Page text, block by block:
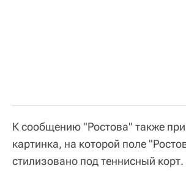
К сообщению "Ростова" также
картинка, на которой поле
стилизовано под теннисный